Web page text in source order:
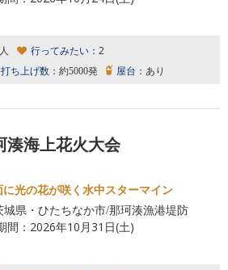
行ってみたい： 2
打ち上げ数： 約5000発 屋台： あり
湊海上花火大会
に光の花が咲く水中スターマイン
城県・ひたちなか市/那珂湊漁港堤防
間： 2026年10月31日(土)